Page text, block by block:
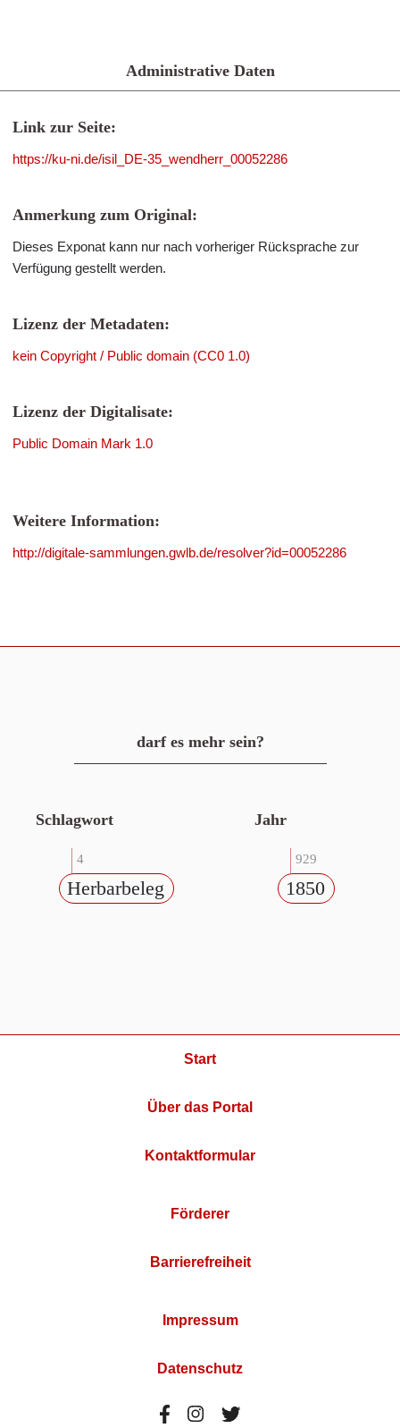
Administrative Daten
Link zur Seite:
https://ku-ni.de/isil_DE-35_wendherr_00052286
Anmerkung zum Original:
Dieses Exponat kann nur nach vorheriger Rücksprache zur
Verfügung gestellt werden.
Lizenz der Metadaten:
kein Copyright / Public domain (CC0 1.0)
Lizenz der Digitalisate:
Public Domain Mark 1.0
Weitere Information:
http://digitale-sammlungen.gwlb.de/resolver?id=00052286
darf es mehr sein?
Schlagwort
4
Herbarbeleg
Jahr
929
1850
Start
Über das Portal
Kontaktformular
Förderer
Barrierefreiheit
Impressum
Datenschutz